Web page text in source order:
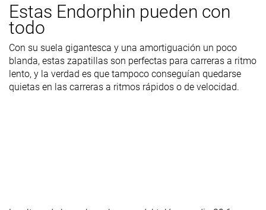
Estas Endorphin pueden con
todo
Con su suela gigantesca y una amortiguación un poco
blanda, estas zapatillas son perfectas para carreras a ritmo
lento, y la verdad es que tampoco conseguían quedarse
quietas en las carreras a ritmos rápidos o de velocidad.